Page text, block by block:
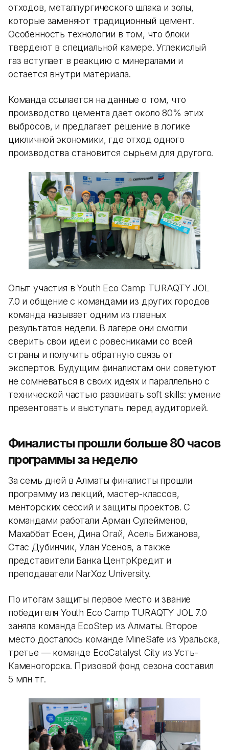
отходов, металлургического шлака и золы,
которые заменяют традиционный цемент.
Особенность технологии в том, что блоки
твердеют в специальной камере. Углекислый
газ вступает в реакцию с минералами и
остается внутри материала.
Команда ссылается на данные о том, что
производство цемента дает около 80% этих
выбросов, и предлагает решение в логике
цикличной экономики, где отход одного
производства становится сырьем для другого.
Опыт участия в Youth Eco Camp TURAQTY JOL
7.0 и общение с командами из других городов
команда называет одним из главных
результатов недели. В лагере они смогли
сверить свои идеи с ровесниками со всей
страны и получить обратную связь от
экспертов. Будущим финалистам они советуют
не сомневаться в своих идеях и параллельно с
технической частью развивать soft skills: умение
презентовать и выступать перед аудиторией.
Финалисты прошли больше 80 часов
программы за неделю
За семь дней в Алматы финалисты прошли
программу из лекций, мастер-классов,
менторских сессий и защиты проектов. С
командами работали Арман Сулейменов,
Махаббат Есен, Дина Огай, Асель Бижанова,
Стас Дубинчик, Улан Усенов, а также
представители Банка ЦентрКредит и
преподаватели NarXoz University.
По итогам защиты первое место и звание
победителя Youth Eco Camp TURAQTY JOL 7.0
заняла команда EcoStep из Алматы. Второе
место досталось команде MineSafe из Уральска,
третье — команде EcoCatalyst City из Усть-
Каменогорска. Призовой фонд сезона составил
5 млн тг.